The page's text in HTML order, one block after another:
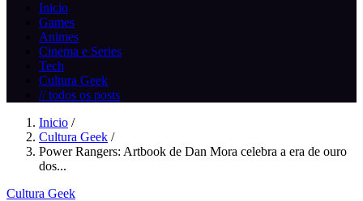
Inicio
Games
Animes
Cinema e Series
Tech
Cultura Geek
// todos os posts
Inicio /
Cultura Geek /
Power Rangers: Artbook de Dan Mora celebra a era de ouro
dos...
Cultura Geek